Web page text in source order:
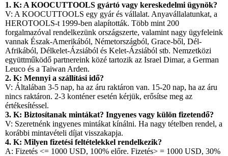
1. K: A KOOCUTTOOLS gyártó vagy kereskedelmi ügynök?
V: A KOOCUTTOOLS egy gyár és vállalat. Anyavállalatunkat, a
HEROTOOLS-t 1999-ben alapították. Több mint 200
forgalmazóval rendelkezünk országszerte, valamint nagy ügyfeleink
vannak Észak-Amerikából, Németországból, Grace-ből, Dél-
Afrikából, Délkelet-Ázsiából és Kelet-Ázsiából stb. Nemzetközi
együttműködő partnereink közé tartozik az Israel Dimar, a German
Leuco és a Taiwan Arden.
2. K: Mennyi a szállítási idő?
V: Általában 3-5 nap, ha az áru raktáron van. 15-20 nap, ha az áru
nincs raktáron. 2-3 konténer esetén kérjük, erősítse meg az
értékesítéssel.
3. K: Biztosítanak mintákat? Ingyenes vagy külön fizetendő?
V: Szeretnénk ingyenes mintákat kínálni. Ha nagy tételben rendel, a
korábbi mintavételi díjat visszakapja.
4. K: Milyen fizetési feltételekkel rendelkezik?
A: Fizetés <= 1000 USD, 100% előre. Fizetés> = 1000 USD, 30%